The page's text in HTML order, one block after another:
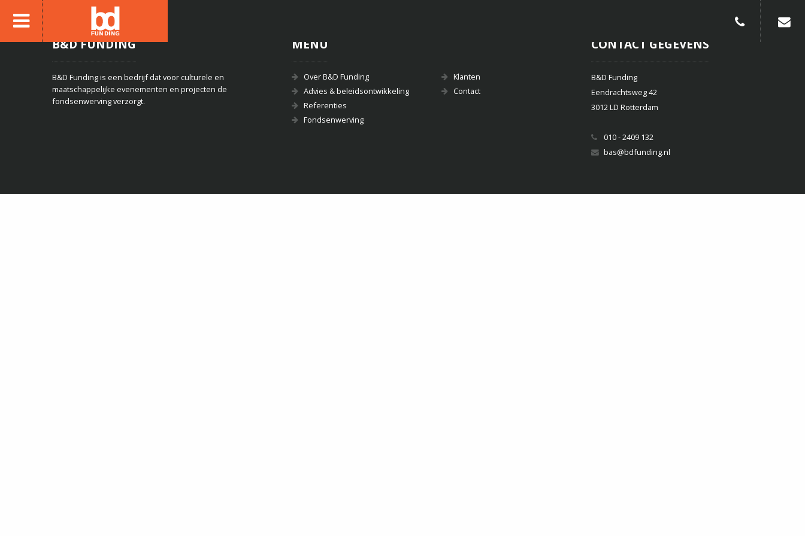
010-
B&D FUNDING
B&D Funding is een bedrijf dat voor culturele en
maatschappelijke evenementen en projecten de
fondsenwerving verzorgt.
MENU
Over B&D Funding
Advies & beleidsontwikkeling
Referenties
Fondsenwerving
Klanten
Contact
CONTACT GEGEVENS
B&D Funding
Eendrachtsweg 42
3012 LD Rotterdam
010 - 2409 132
bas@bdfunding.nl